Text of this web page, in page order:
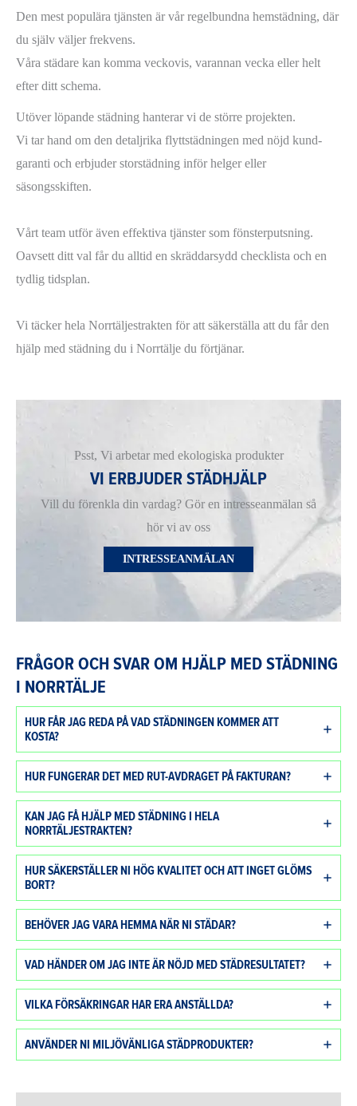
Den mest populära tjänsten är vår regelbundna hemstädning, där
du själv väljer frekvens.
Våra städare kan komma veckovis, varannan vecka eller helt
efter ditt schema.
Utöver löpande städning hanterar vi de större projekten.
Vi tar hand om den detaljrika flyttstädningen med nöjd kund-
garanti och erbjuder storstädning inför helger eller
säsongsskiften.
Vårt team utför även effektiva tjänster som fönsterputsning.
Oavsett ditt val får du alltid en skräddarsydd checklista och en
tydlig tidsplan.
Vi täcker hela Norrtäljestrakten för att säkerställa att du får den
hjälp med städning du i Norrtälje du förtjänar.
Psst, Vi arbetar med ekologiska produkter
VI ERBJUDER STÄDHJÄLP
Vill du förenkla din vardag? Gör en intresseanmälan så
hör vi av oss
INTRESSEANMÄLAN
FRÅGOR OCH SVAR OM HJÄLP MED STÄDNING
I NORRTÄLJE
HUR FÅR JAG REDA PÅ VAD STÄDNINGEN KOMMER ATT
KOSTA?
HUR FUNGERAR DET MED RUT-AVDRAGET PÅ FAKTURAN?
KAN JAG FÅ HJÄLP MED STÄDNING I HELA
NORRTÄLJESTRAKTEN?
HUR SÄKERSTÄLLER NI HÖG KVALITET OCH ATT INGET GLÖMS
BORT?
BEHÖVER JAG VARA HEMMA NÄR NI STÄDAR?
VAD HÄNDER OM JAG INTE ÄR NÖJD MED STÄDRESULTATET?
VILKA FÖRSÄKRINGAR HAR ERA ANSTÄLLDA?
ANVÄNDER NI MILJÖVÄNLIGA STÄDPRODUKTER?